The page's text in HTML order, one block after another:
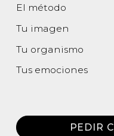
PEDIR
El método
Tu imagen
Tu organismo
Tus emociones